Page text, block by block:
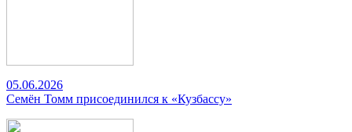
05.06.2026
Семён Томм присоединился к «Кузбассу»